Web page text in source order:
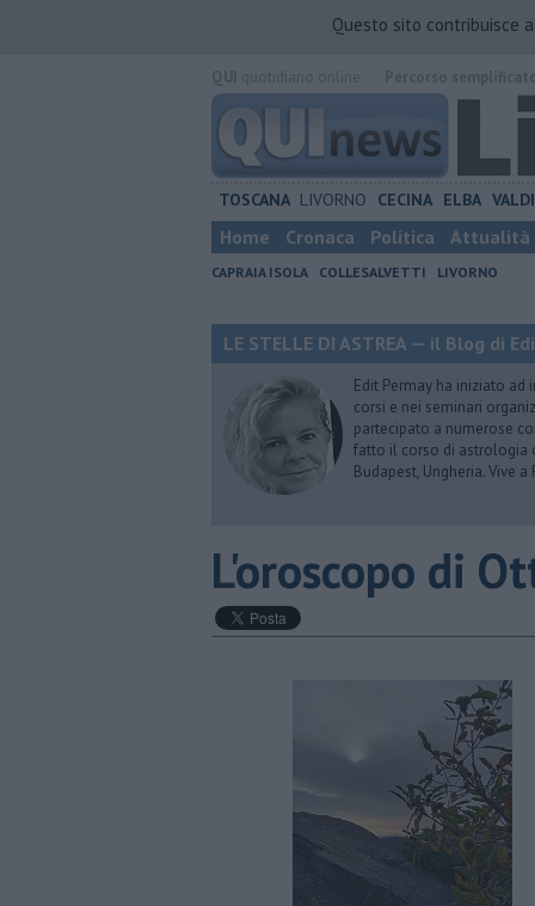
Questo sito contribuisce
TOSCANA LIVORNO CECINA ELBA
Home Cronaca Politica Attualità
CAPRAIA ISOLA COLLESALVETTI LIVORNO
LE STELLE DI ASTREA — il Blog di
Edit Permay ha iniziato ad
corsi e nei seminari
partecipato a numerose
fatto il corso di astrologia
Budapest, Ungheria. Vive a
L'oroscopo di